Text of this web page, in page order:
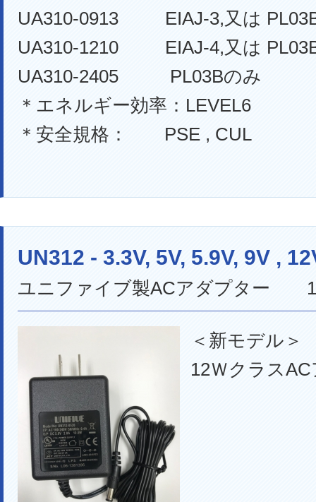
UA310-0913 EIAJ-3,又は
UA310-1210 EIAJ-4,又は
UA310-2405 PL03Bのみ
＊エネルギー効率：LEVEL6
＊安全規格： PSE , CUL
UN312 - 3.3V, 5V, 5.9V, 9V ,
ユニファイブ製ACアダプター
＜新モデル
12Ｗクラス